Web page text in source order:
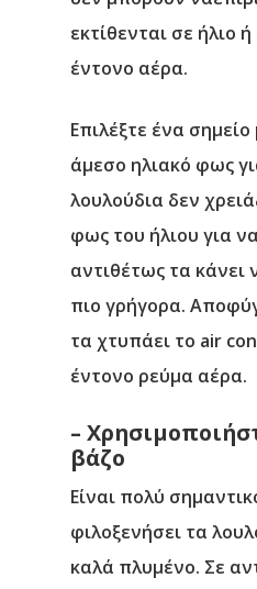
εκτίθενται σε ήλιο
έντονο αέρα.
Επιλέξτε ένα
άμεσο ηλιακό φως
λουλούδια δεν
φως του ήλιου για
αντιθέτως τα κάνει
πιο γρήγορα.
τα χτυπάει το air
έντονο ρεύμα αέρα.
–
βάζο
Είναι πολύ
φιλοξενήσει τα
καλά πλυμένο. Σε